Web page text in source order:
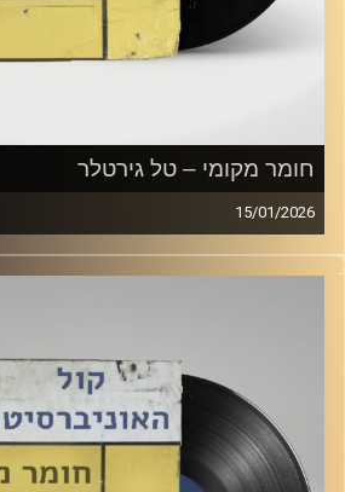
חומר מקומי – טל גירטלר
15/01/2026
שעה של מוזיקה ישראלית עם טל גירטלר